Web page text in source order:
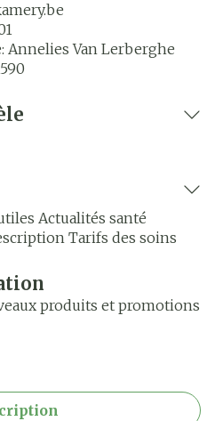
Annelies Van Lerberghe
Actualités santé
Tarifs des soins
produits et promotions